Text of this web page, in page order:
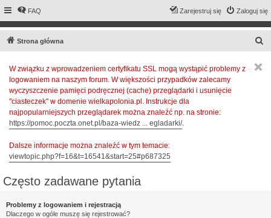
FAQ Zaloguj się
Zarejestruj się
Strona główna
W związku z wprowadzeniem certyfikatu SSL mogą wystąpić problemy z
logowaniem na naszym forum. W większości przypadków zalecamy
wyczyszczenie pamięci podręcznej (cache) przeglądarki i usunięcie
"ciasteczek" w domenie wielkapolonia.pl. Instrukcje dla
najpopularniejszych przeglądarek można znaleźć np. na stronie:
https://pomoc.poczta.onet.pl/baza-wiedz ... egladarki/.
Dalsze informacje można znaleźć w tym temacie:
viewtopic.php?f=16&t=16541&start=25#p687325
Często zadawane pytania
Problemy z logowaniem i rejestracją
Dlaczego w ogóle muszę się rejestrować?